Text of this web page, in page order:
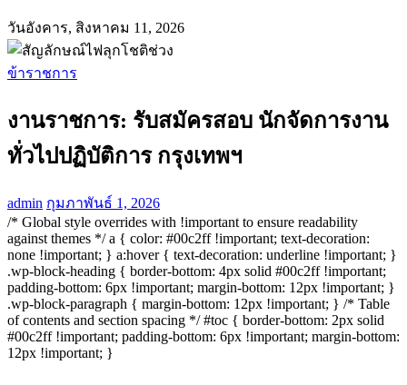
วันอังคาร, สิงหาคม 11, 2026
ข้าราชการ
งานราชการ: รับสมัครสอบ นักจัดการงาน
ทั่วไปปฏิบัติการ กรุงเทพฯ
admin กุมภาพันธ์ 1, 2026
/* Global style overrides with !important to ensure readability
against themes */ a { color: #00c2ff !important; text-decoration:
none !important; } a:hover { text-decoration: underline !important; }
.wp-block-heading { border-bottom: 4px solid #00c2ff !important;
padding-bottom: 6px !important; margin-bottom: 12px !important; }
.wp-block-paragraph { margin-bottom: 12px !important; } /* Table
of contents and section spacing */ #toc { border-bottom: 2px solid
#00c2ff !important; padding-bottom: 6px !important; margin-bottom:
12px !important; }